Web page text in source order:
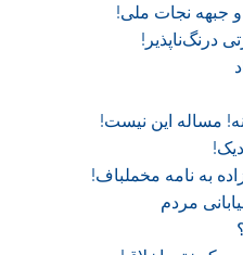
جبهه نجات ملی!
درنگ‌ناپذیر!
مساله این نیست!
به نامه مخملباف!
مردم